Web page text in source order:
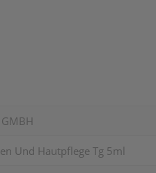
Und Hautpflege Tg 5ml